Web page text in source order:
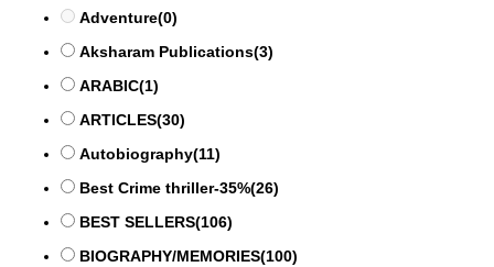
Adventure(0)
Aksharam Publications(3)
ARABIC(1)
ARTICLES(30)
Autobiography(11)
Best Crime thriller-35%(26)
BEST SELLERS(106)
BIOGRAPHY/MEMORIES(100)